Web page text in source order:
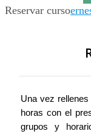
Reservar curso